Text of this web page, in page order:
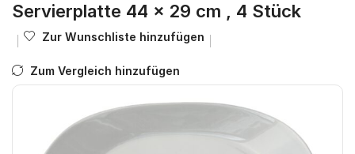
Servierplatte 44 x 29 cm , 4 Stück
Zur Wunschliste hinzufügen
Zum Vergleich hinzufügen